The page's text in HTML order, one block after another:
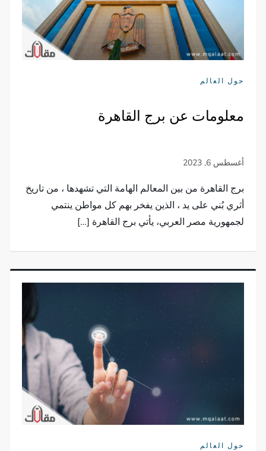
حول العالم
معلومات عن برج القاهرة
برج القاهرة من بين المعالم الهامة التي تشهدها ، من تاريخ
أثري بُني على يد ، الذين يفخر بهم كل مواطن ينتمي
لجمهورية مصر العربي، يأتي برج القاهرة […]
حول العالم